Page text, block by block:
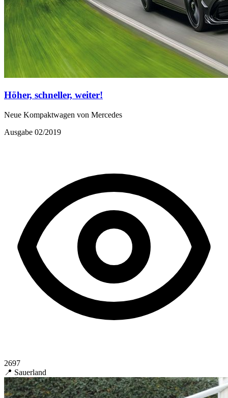
Höher, schneller, weiter!
Neue Kompaktwagen von Mercedes
Ausgabe 02/2019
2697
📍 Sauerland